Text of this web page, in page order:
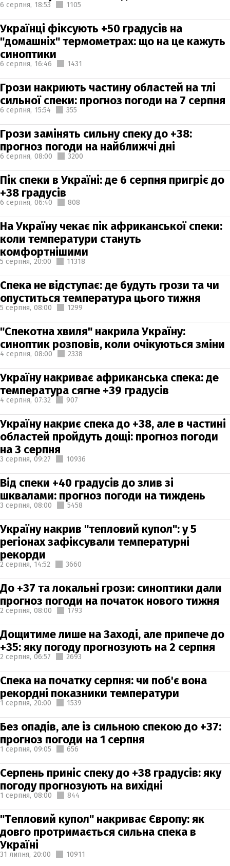
6 серпня, 18:53 1105
Українці фіксують +50 градусів на
"домашніх" термометрах: що на це кажуть
синоптики
6 серпня, 16:46 1431
Грози накриють частину областей на тлі
сильної спеки: прогноз погоди на 7 серпня
6 серпня, 15:54 355
Грози замінять сильну спеку до +38:
прогноз погоди на найближчі дні
6 серпня, 08:00 3200
Пік спеки в Україні: де 6 серпня пригріє до
+38 градусів
6 серпня, 06:40 808
На Україну чекає пік африканської спеки:
коли температури стануть
комфортнішими
5 серпня, 20:00 11318
Спека не відступає: де будуть грози та чи
опуститься температура цього тижня
5 серпня, 08:00 1299
"Спекотна хвиля" накрила Україну:
синоптик розповів, коли очікуються зміни
4 серпня, 08:00 2338
Україну накриває африканська спека: де
температура сягне +39 градусів
4 серпня, 07:32 907
Україну накриє спека до +38, але в частині
областей пройдуть дощі: прогноз погоди
на 3 серпня
3 серпня, 09:27 10936
Від спеки +40 градусів до злив зі
шквалами: прогноз погоди на тиждень
3 серпня, 08:00 5458
Україну накрив "тепловий купол": у 5
регіонах зафіксували температурні
рекорди
2 серпня, 14:52 3660
До +37 та локальні грози: синоптики дали
прогноз погоди на початок нового тижня
2 серпня, 08:00 1793
Дощитиме лише на Заході, але припече до
+35: яку погоду прогнозують на 2 серпня
2 серпня, 06:57 2693
Спека на початку серпня: чи поб'є вона
рекордні показники температури
1 серпня, 20:00 1539
Без опадів, але із сильною спекою до +37:
прогноз погоди на 1 серпня
1 серпня, 09:05 656
Серпень приніс спеку до +38 градусів: яку
погоду прогнозують на вихідні
1 серпня, 08:00 844
"Тепловий купол" накриває Європу: як
довго протримається сильна спека в
Україні
31 липня, 20:00 10911